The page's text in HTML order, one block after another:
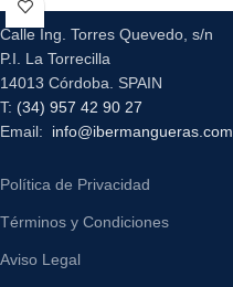
Calle Ing. Torres Quevedo, s/n
P.I. La Torrecilla
14013 Córdoba. SPAIN
T: (34) 957 42 90 27
Email: info@ibermangueras.com
Política de Privacidad
Términos y Condiciones
Aviso Legal